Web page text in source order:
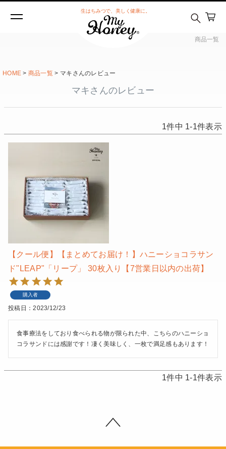
商品一覧
生はちみつで、美しく健康に。
HOME 商品一覧 マキさんのレビュー
マキさんのレビュー
1件中 1-1件表示
【クール便】【まとめてお届け！】ハニーショコラサン
ド"LEAP"「リープ」 30枚入り【7営業日以内の出荷】
購入者
投稿日 2023/12/23
食事療法をしており食べられる物が限られた中、こちらのハニーショ
コラサンドには感謝です！凄く美味しく、一枚で満足感もあります！
1件中 1-1件表示